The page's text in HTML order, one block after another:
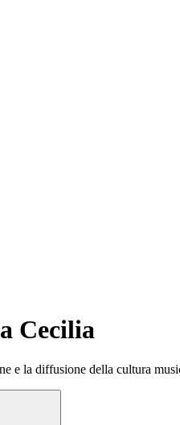
Cecilia
e la diffusione della cultura